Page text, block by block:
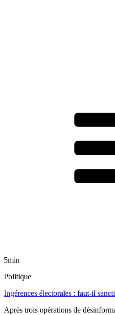
5min
Politique
Ingérences électorales : faut-il
Après trois opérations de